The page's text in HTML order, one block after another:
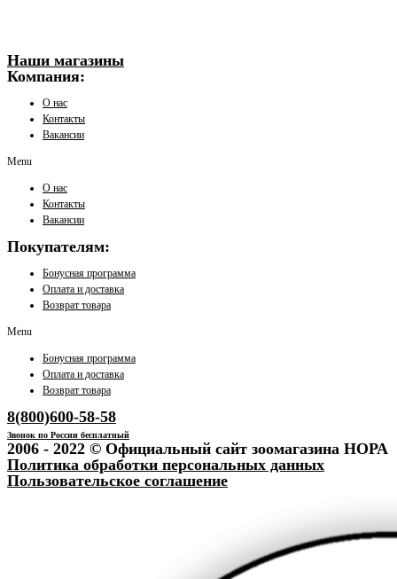
Наши магазины
Компания:
О нас
Контакты
Вакансии
Menu
О нас
Контакты
Вакансии
Покупателям:
Бонусная программа
Оплата и доставка
Возврат товара
Menu
Бонусная программа
Оплата и доставка
Возврат товара
8(800)600-58-58
Звонок по России бесплатный
2006 - 2022 © Официальный сайт зоомагазина НОРА
Политика обработки персональных данных
Пользовательское соглашение